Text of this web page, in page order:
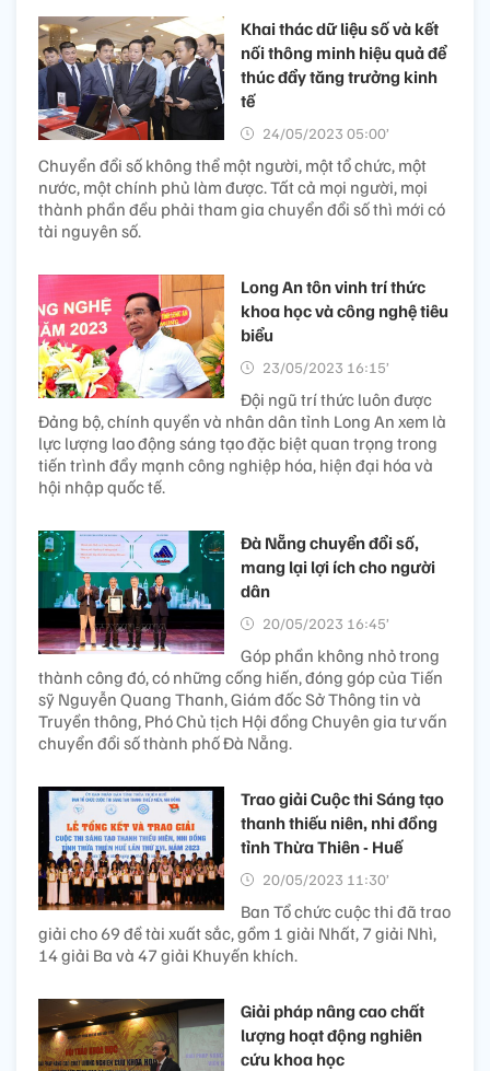
Khai thác dữ liệu số và kết
nối thông minh hiệu quả để
thúc đẩy tăng trưởng kinh
tế
24/05/2023 05:00’
Chuyển đổi số không thể một người, một tổ chức, một
nước, một chính phủ làm được. Tất cả mọi người, mọi
thành phần đều phải tham gia chuyển đổi số thì mới có
tài nguyên số.
Long An tôn vinh trí thức
khoa học và công nghệ tiêu
biểu
23/05/2023 16:15’
Đội ngũ trí thức luôn được
Đảng bộ, chính quyền và nhân dân tỉnh Long An xem là
lực lượng lao động sáng tạo đặc biệt quan trọng trong
tiến trình đẩy mạnh công nghiệp hóa, hiện đại hóa và
hội nhập quốc tế.
Đà Nẵng chuyển đổi số,
mang lại lợi ích cho người
dân
20/05/2023 16:45’
Góp phần không nhỏ trong
thành công đó, có những cống hiến, đóng góp của Tiến
sỹ Nguyễn Quang Thanh, Giám đốc Sở Thông tin và
Truyền thông, Phó Chủ tịch Hội đồng Chuyên gia tư vấn
chuyển đổi số thành phố Đà Nẵng.
Trao giải Cuộc thi Sáng tạo
thanh thiếu niên, nhi đồng
tỉnh Thừa Thiên - Huế
20/05/2023 11:30’
Ban Tổ chức cuộc thi đã trao
giải cho 69 đề tài xuất sắc, gồm 1 giải Nhất, 7 giải Nhì,
14 giải Ba và 47 giải Khuyến khích.
Giải pháp nâng cao chất
lượng hoạt động nghiên
cứu khoa học